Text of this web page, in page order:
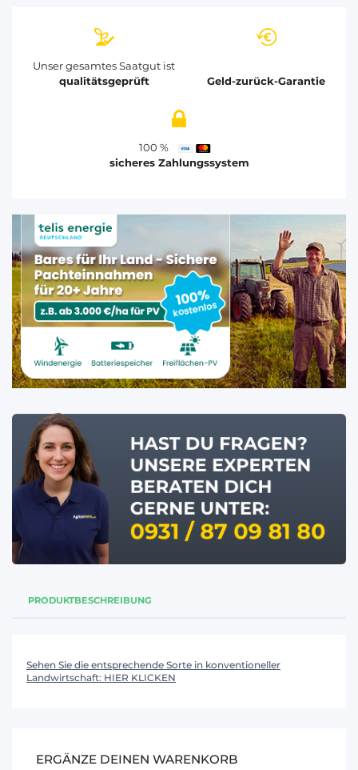
Unser gesamtes Saatgut ist
qualitätsgeprüft
Geld-zurück-Garantie
100 %
sicheres Zahlungssystem
PRODUKTBESCHREIBUNG
Sehen Sie die entsprechende Sorte in konventioneller
Landwirtschaft: HIER KLICKEN
ERGÄNZE DEINEN WARENKORB